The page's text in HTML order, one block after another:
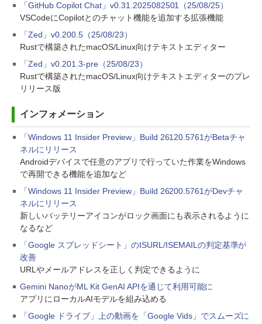
「GitHub Copilot Chat」v0.31.2025082501（25/08/25）
VSCodeにCopilotとのチャット機能を追加する拡張機能
「Zed」v0.200.5（25/08/23）
Rustで構築されたmacOS/Linux向けテキストエディター
「Zed」v0.201.3-pre（25/08/23）
Rustで構築されたmacOS/Linux向けテキストエディターのプレ
リリース版
インフォメーション
「Windows 11 Insider Preview」Build 26120.5761がBetaチャ
ネルにリリース
Androidデバイスで任意のアプリで行っていた作業をWindows
で再開できる機能を追加など
「Windows 11 Insider Preview」Build 26200.5761がDevチャ
ネルにリリース
新しいバッテリーアイコンがロック画面にも表示されるように
なるなど
「Google スプレッドシート」のISURL/ISEMAILの判定基準が
改善
URLやメールアドレスを正しく判定できるように
Gemini NanoがML Kit GenAI APIを通じて利用可能に
アプリにローカルAIモデルを組み込める
「Google ドライブ」上の動画を「Google Vids」でスムーズに